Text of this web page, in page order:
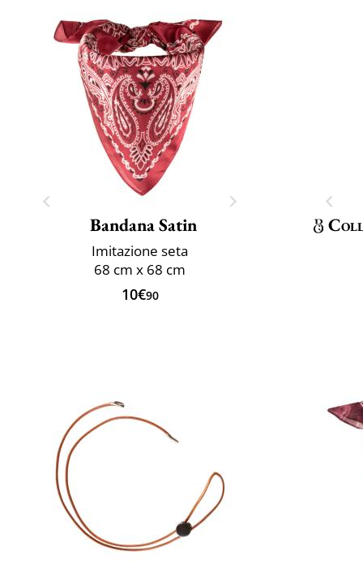
Bandana Satin
Imitazione seta
68 cm x 68 cm
10€90